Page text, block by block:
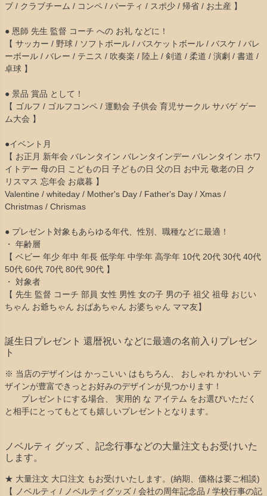
ブ / クラブチーム / コンペ / パーティ / スポ少 / 帰省 / お土産 】
● 恩師 先生 監督 コーチ への お礼 などに！
【 サッカー / 野球 / ソフトボール / バスケットボール / バスケ / バレ
ーボール / バレー / テニス / 吹奏楽 / 陸上 / 剣道 / 柔道 / 演劇 / 書道 /
卓球 】
● 景品 賞品 として！
【 ゴルフ / ゴルフコンペ / 運動会 子供会 育児サークル サバゲ ゲー
ム大会 】
●イベント月
【 お正月 新年会 バレンタイン バレンタインデー バレンタイン ホワ
イトデー 母の日 こどもの日 子どもの日 父の日 お中元 敬老の日 ク
リスマス 忘年会 お歳暮 】
Valentine / whiteday / Mother's Day / Father's Day / Xmas /
Christmas / Chrismas
● プレゼント対象もあらゆる年代、性別、職種などに最適！
・ 年齢層
【 ベビー 年少 年中 年長 低学年 中学年 高学年 10代 20代 30代 40代
50代 60代 70代 80代 90代 】
・ 対象者
【 先生 監督 コーチ 部員 女性 男性 女の子 男の子 祖父 祖母 おじい
ちゃん お爺ちゃん おばあちゃん お婆ちゃん ママ友】
誕生日プレゼント 還暦祝い などに最適の名前入りプレゼン
ト
※ 当店のデザインは かっこいい はもちろん、 おしゃれ かわいい デ
ザインが豊富できっとお好みのデザインが見つかります！
プレゼントにする場合、 実用的 な アイテム をお選びいただく
と相手にとってもとても嬉しいプレゼントとなります。
ノベルティ グッズ 、記念行事などの大量注文もお受けいた
します。
★ 大量注文 大口注文 もお受けいたします。(納期、価格は要ご相談)
【 ノベルティ / ノベルティグッズ / 会社の周年記念品 / 学校行事の記